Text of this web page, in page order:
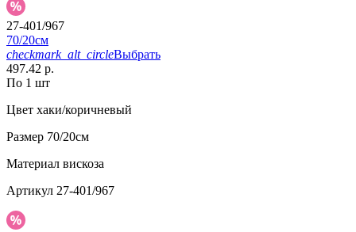
27-401/967
70/20см
checkmark_alt_circleВыбрать
497.42 р.
По 1 шт
Цвет хаки/коричневый
Размер 70/20см
Материал вискоза
Артикул 27-401/967